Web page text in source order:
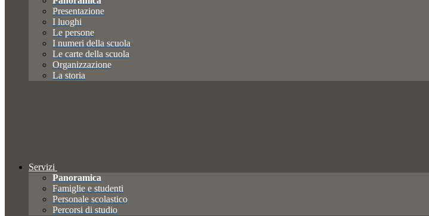
Presentazione
I luoghi
Le persone
I numeri della scuola
Le carte della scuola
Organizzazione
La storia
Servizi
Panoramica
Famiglie e studenti
Personale scolastico
Percorsi di studio